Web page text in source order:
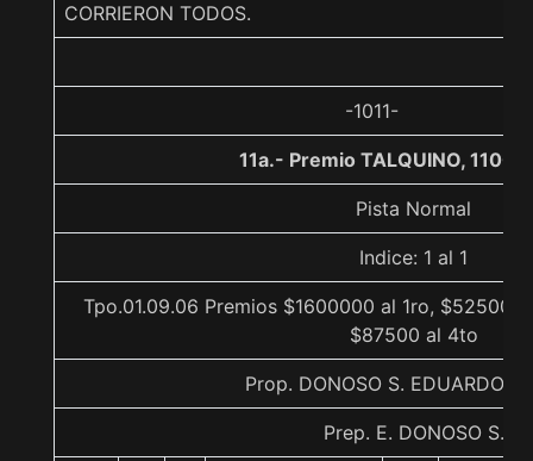
CORRIERON TODOS.
-1011-
11a.- Premio TALQUINO, 1100
Pista Normal
Indice: 1 al 1
Tpo.01.09.06 Premios $1600000 al 1ro,
$87500 al 4to
Prop. DONOSO S.
Prep. E. DONOSO S.